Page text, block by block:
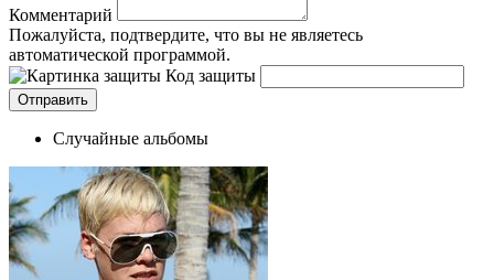
Комментарий
Пожалуйста, подтвердите, что вы не являетесь
автоматической программой.
Код защиты
Случайные альбомы